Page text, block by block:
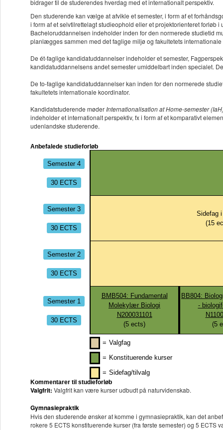
bidrager til de studerendes hverdag med et internationalt perspektiv.
Den studerende kan vælge at afvikle et semester, i form af et
i form af et selvtilrettelagt studieophold eller et projektorienteret forløb i
Bacheloruddannelsen indeholder inden for den normerede studietid
planlægges sammen med det faglige miljø og fakultetets internationale
De ét-faglige kandidatuddannelser indeholder et semester,
kandidatuddannelsens andet semester umiddelbart inden specialet.
De to-faglige kandidatuddannelser kan inden for den normerede
fakultetets internationale koordinator.
Kandidatstuderende møderInternationalisation at Home-semester
indeholder et internationalt perspektiv, fx i form af et komparativt
udenlandske studerende.
Anbefalede studieforløb
Semester 4
30 ECTS
Semester 3
30 ECTS
Sidefag
(15
Semester 2
30 ECTS
Semester 1
30 ECTS
BMB504: Fundamental
Molekylær Biologi
N200031101
(5 ects)
BB804:
-
(5
= Valgfag
= Konstituerende kurser
= Sidefag/tilvalg
Kommentarer til studieforløb
Valgfrit: Valgfrit kan være kurser udbudt på naturvidenskab.
Gymnasiepraktik
Hvis den studerende ønsker at komme i gymnasiepraktik, kan det
rokere 5 ECTS konstituerende kurser (fra første semester) og 5 ECTS